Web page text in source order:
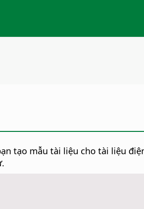
tạo mẫu tài liệu cho tài liệu